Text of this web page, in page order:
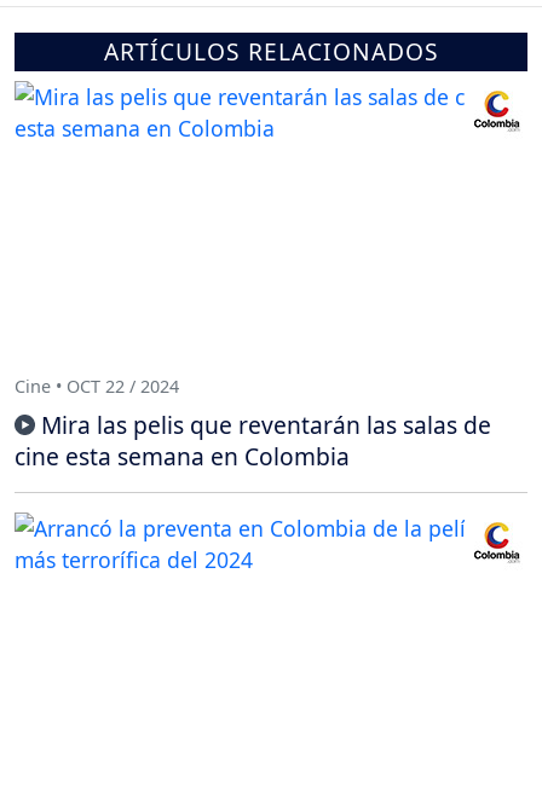
ARTÍCULOS RELACIONADOS
Cine • OCT 22 / 2024
Mira las pelis que reventarán las salas de
cine esta semana en Colombia